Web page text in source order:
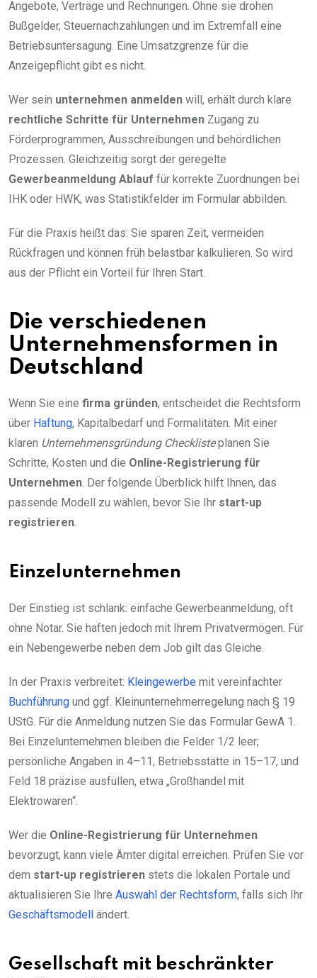
Angebote, Verträge und Rechnungen. Ohne sie drohen
Bußgelder, Steuernachzahlungen und im Extremfall eine
Betriebsuntersagung. Eine Umsatzgrenze für die
Anzeigepflicht gibt es nicht.
Wer sein unternehmen anmelden will, erhält durch klare
rechtliche Schritte für Unternehmen Zugang zu
Förderprogrammen, Ausschreibungen und behördlichen
Prozessen. Gleichzeitig sorgt der geregelte
Gewerbeanmeldung Ablauf für korrekte Zuordnungen bei
IHK oder HWK, was Statistikfelder im Formular abbilden.
Für die Praxis heißt das: Sie sparen Zeit, vermeiden
Rückfragen und können früh belastbar kalkulieren. So wird
aus der Pflicht ein Vorteil für Ihren Start.
Die verschiedenen
Unternehmensformen in
Deutschland
Wenn Sie eine firma gründen, entscheidet die Rechtsform
über Haftung, Kapitalbedarf und Formalitäten. Mit einer
klaren Unternehmensgründung Checklisteplanen Sie
Schritte, Kosten und die Online-Registrierung für
Unternehmen . Der folgende Überblick hilft Ihnen, das
passende Modell zu wählen, bevor Sie Ihr start-up
registrieren
Einzelunternehmen
Der Einstieg ist schlank: einfache Gewerbeanmeldung, oft
ohne Notar. Sie haften jedoch mit Ihrem Privatvermögen. Für
ein Nebengewerbe neben dem Job gilt das Gleiche.
In der Praxis verbreitet: Kleingewerbe mit vereinfachter
Buchführung und ggf. Kleinunternehmerregelung nach § 19
UStG. Für die Anmeldung nutzen Sie das Formular GewA 1.
Bei Einzelunternehmen bleiben die Felder 1/2 leer;
persönliche Angaben in 4–11, Betriebsstätte in 15–17, und
Feld 18 präzise ausfüllen, etwa „Großhandel mit
Elektrowaren“.
Wer die Online-Registrierung für Unternehmen
bevorzugt, kann viele Ämter digital erreichen. Prüfen Sie vor
dem start-up registrieren stets die lokalen Portale und
aktualisieren Sie Ihre Auswahl der Rechtsform, falls sich Ihr
Geschäftsmodell ändert.
Gesellschaft mit beschränkter